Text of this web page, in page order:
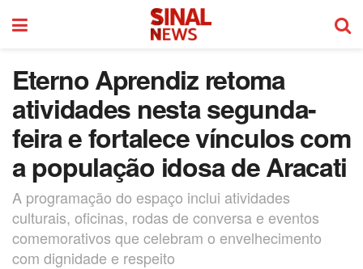
Eterno Aprendiz retoma
atividades nesta segunda-
feira e fortalece vínculos com
a população idosa de Aracati
A programação do espaço inclui atividades
culturais, oficinas, rodas de conversa e eventos
comemorativos que celebram o envelhecimento
com dignidade e respeito